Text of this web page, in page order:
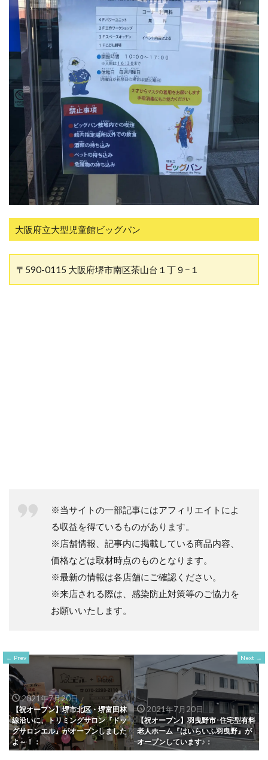
大阪府立大型児童館ビッグバン
〒590-0115 大阪府堺市南区茶山台１丁９−１
※当サイトの一部記事にはアフィリエイトによ
る収益を得ているものがあります。
※店舗情報、記事内に掲載している商品内容、
価格などは取材時点のものとなります。
※最新の情報は各店舗にご確認ください。
※来店される際は、感染防止対策等のご協力を
お願いいたします。
Prev
2021年7月20日
【祝オープン】堺市北区・堺富田林
線沿いに、トリミングサロン『ドッ
グサロンエル』がオープンしました
よ～！：
Next
2021年7月20日
【祝オープン】羽曳野市･住宅型有料
老人ホーム『はいらいふ羽曳野』が
オープンしています♪：